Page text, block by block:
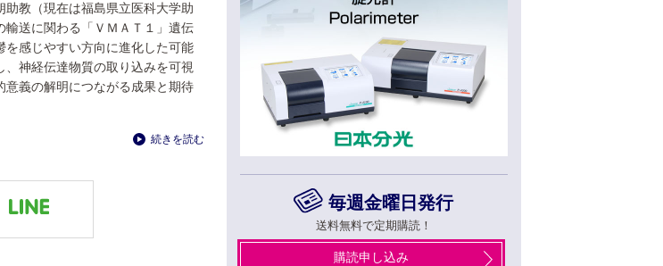
教（現在は福島県立医科大学助
送に関わる「ＶＭＡＴ１」遺伝
感じやすい方向に進化した可能
神経伝達物質の取り込みを可視
義の解明につながる成果と期待
続きを読む
毎週金曜日発行
送料無料で定期購読！
購読申し込み